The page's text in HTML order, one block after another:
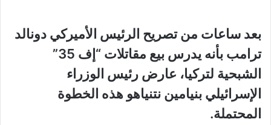
بعد ساعات من تصريح الرئيس الأميركي دونالد
ترامب بأنه يدرس بيع مقاتلات “إف 35”
الشبحية لتركيا، عارض رئيس الوزراء
الإسرائيلي بنيامين نتنياهو هذه الخطوة
المحتملة.